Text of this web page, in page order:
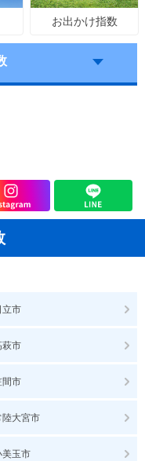
お出かけ指数
立市
萩市
間市
陸大宮市
美玉市